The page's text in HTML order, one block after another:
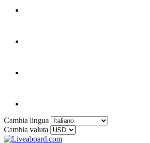
Cambia lingua
Cambia valuta